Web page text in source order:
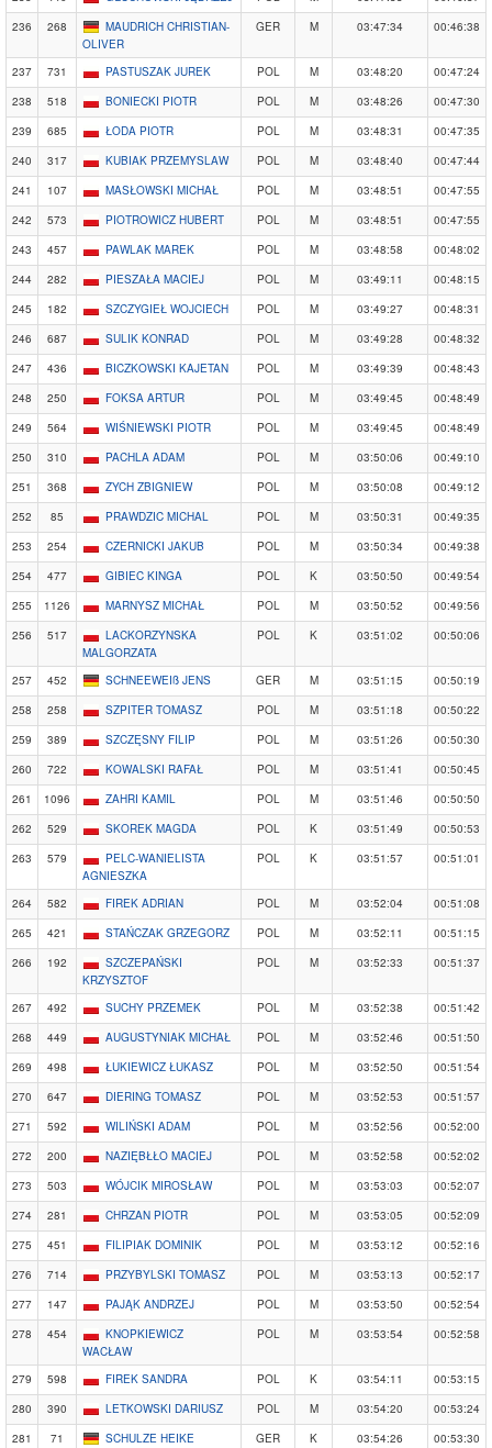
236
268
MAUDRICH CHRISTIAN-
OLIVER
GER M 03:47:34 00:46:38
237 731 PASTUSZAK JUREK POL M 03:48:20
00:47:24
238
518 BONIECKI PIOTR POL M 03:48:26
00:47:30
239
685 ŁODA PIOTR POL M 03:48:31
00:47:35
240
317 KUBIAK PRZEMYSLAW POL M 03:48:40
00:47:44
241
107 MASŁOWSKI MICHAŁ POL M 03:48:51
00:47:55
242
573 PIOTROWICZ HUBERT POL M 03:48:51
00:47:55
243
457 PAWLAK MAREK POL M 03:48:58
00:48:02
244
282 PIESZAŁA MACIEJ POL M 03:49:11
00:48:15
245
182 SZCZYGIEŁ WOJCIECH POL M 03:49:27
00:48:31
246
687 SULIK KONRAD POL M 03:49:28
00:48:32
247
436 BICZKOWSKI KAJETAN POL M 03:49:39
00:48:43
248
250 FOKSA ARTUR POL M 03:49:45
00:48:49
249
564 WIŚNIEWSKI PIOTR POL M 03:49:45
00:48:49
250
310 PACHLA ADAM POL M 03:50:06
00:49:10
251
368 ZYCH ZBIGNIEW POL M 03:50:08
00:49:12
252
85 PRAWDZIC MICHAL POL M 03:50:31
00:49:35
253
254 CZERNICKI JAKUB POL M 03:50:34
00:49:38
254
477 GIBIEC KINGA POL K 03:50:50
00:49:54
255
1126 MARNYSZ MICHAŁ POL M 03:50:52
00:49:56
256
517
LACKORZYNSKA
MALGORZATA
POL K 03:51:02 00:50:06
257 452 SCHNEEWEIß JENS GER M 03:51:15
00:50:19
258
258 SZPITER TOMASZ POL M 03:51:18
00:50:22
259
389 SZCZĘSNY FILIP POL M 03:51:26
00:50:30
260
722 KOWALSKI RAFAŁ POL M 03:51:41
00:50:45
261
1096 ZAHRI KAMIL POL M 03:51:46
00:50:50
262
529 SKOREK MAGDA POL K 03:51:49
00:50:53
263
579
PELC-WANIELISTA
AGNIESZKA
POL K 03:51:57 00:51:01
264 582 FIREK ADRIAN POL M 03:52:04
00:51:08
265
421 STAŃCZAK GRZEGORZ POL M 03:52:11
00:51:15
266
192
SZCZEPAŃSKI
KRZYSZTOF
POL M 03:52:33 00:51:37
267 492 SUCHY PRZEMEK POL M 03:52:38
00:51:42
268
449 AUGUSTYNIAK MICHAŁ POL M 03:52:46
00:51:50
269
498 ŁUKIEWICZ ŁUKASZ POL M 03:52:50
00:51:54
270
647 DIERING TOMASZ POL M 03:52:53
00:51:57
271
592 WILIŃSKI ADAM POL M 03:52:56
00:52:00
272
200 NAZIĘBŁŁO MACIEJ POL M 03:52:58
00:52:02
273
503 WÓJCIK MIROSŁAW POL M 03:53:03
00:52:07
274
281 CHRZAN PIOTR POL M 03:53:05
00:52:09
275
451 FILIPIAK DOMINIK POL M 03:53:12
00:52:16
276
714 PRZYBYLSKI TOMASZ POL M 03:53:13
00:52:17
277
147 PAJĄK ANDRZEJ POL M 03:53:50
00:52:54
278
454
KNOPKIEWICZ
WACŁAW
POL M 03:53:54 00:52:58
279 598 FIREK SANDRA POL K 03:54:11
00:53:15
280
390 LETKOWSKI DARIUSZ POL M 03:54:20
00:53:24
281
71 SCHULZE HEIKE GER K 03:54:26
00:53:30